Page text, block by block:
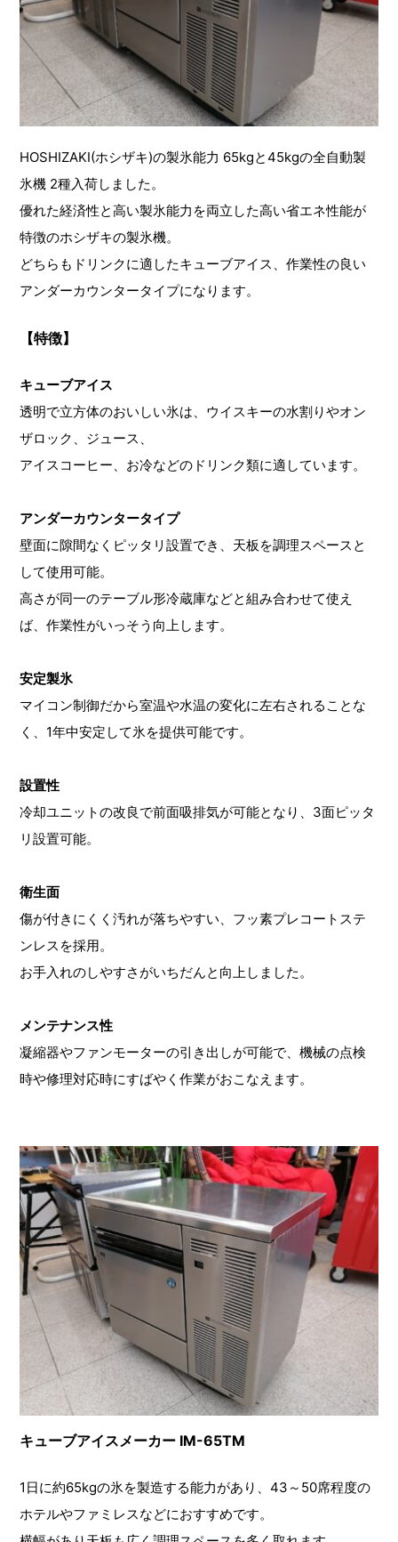
HOSHIZAKI(ホシザキ)の製氷能力 65kgと45kgの全自動製
氷機 2種入荷しました。
優れた経済性と高い製氷能力を両立した高い省エネ性能が
特徴のホシザキの製氷機。
どちらもドリンクに適したキューブアイス、作業性の良い
アンダーカウンタータイプになります。
【特徴】
キューブアイス
透明で立方体のおいしい氷は、ウイスキーの水割りやオン
ザロック、ジュース、
アイスコーヒー、お冷などのドリンク類に適しています。
アンダーカウンタータイプ
壁面に隙間なくピッタリ設置でき、天板を調理スペースと
して使用可能。
高さが同一のテーブル形冷蔵庫などと組み合わせて使え
ば、作業性がいっそう向上します。
安定製氷
マイコン制御だから室温や水温の変化に左右されることな
く、1年中安定して氷を提供可能です。
設置性
冷却ユニットの改良で前面吸排気が可能となり、3面ピッタ
リ設置可能。
衛生面
傷が付きにくく汚れが落ちやすい、フッ素プレコートステ
ンレスを採用。
お手入れのしやすさがいちだんと向上しました。
メンテナンス性
凝縮器やファンモーターの引き出しが可能で、機械の点検
時や修理対応時にすばやく作業がおこなえます。
キューブアイスメーカー IM-65TM
1日に約65kgの氷を製造する能力があり、43～50席程度の
ホテルやファミレスなどにおすすめです。